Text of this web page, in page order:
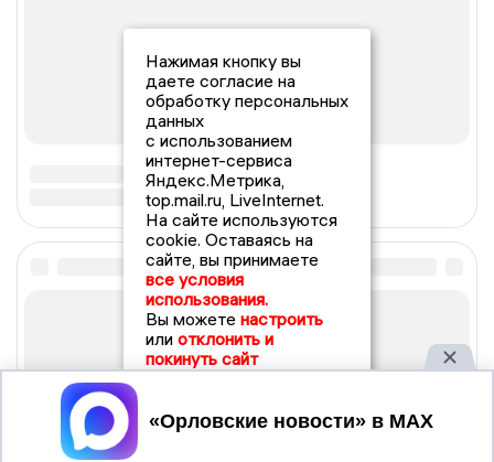
Нажимая кнопку вы
даете согласие на
обработку персональных
данных
с использованием
интернет-сервиса
Яндекс.Метрика,
top.mail.ru, LiveInternet.
На сайте используются
cookie. Оставаясь на
сайте, вы принимаете
все условия
использования.
Вы можете настроить
или отклонить и
покинуть сайт
Принять